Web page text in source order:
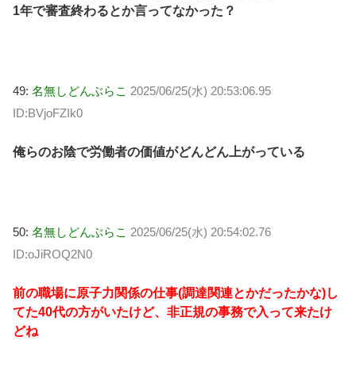
1年で審査終わるとか言ってなかった？
49: 名無しどんぶらこ 2025/06/25(水) 20:53:06.95
ID:BVjoFZIk0
俺らのお陰で労働者の価値がどんどん上がっている
50: 名無しどんぶらこ 2025/06/25(水) 20:54:02.76
ID:oJiROQ2N0
前の職場に原子力関係の仕事(調達関連とかだったかな)し
てた40代の方がいたけど、非正規の事務で入って来たけ
どね